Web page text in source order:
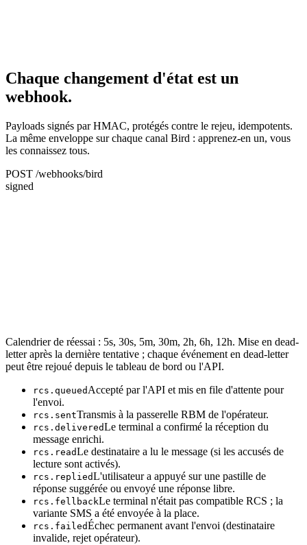
Chaque changement d'état est un
webhook.
Payloads signés par HMAC, protégés contre le rejeu, idempotents.
La même enveloppe sur chaque canal Bird : apprenez-en un, vous
les connaissez tous.
POST /webhooks/bird
signed
Calendrier de réessai : 5s, 30s, 5m, 30m, 2h, 6h, 12h. Mise en dead-
letter après la dernière tentative ; chaque événement en dead-letter
peut être rejoué depuis le tableau de bord ou l'API.
rcs.queued Accepté par l'API et mis en file d'attente pour
l'envoi.
rcs.sentTransmis à la passerelle RBM de l'opérateur.
rcs.deliveredLe terminal a confirmé la réception du
message enrichi.
rcs.readLe destinataire a lu le message (si les accusés de
lecture sont activés).
rcs.repliedL'utilisateur a appuyé sur une pastille de
réponse suggérée ou envoyé une réponse libre.
rcs.fellbackLe terminal n'était pas compatible RCS ; la
variante SMS a été envoyée à la place.
rcs.failedÉchec permanent avant l'envoi (destinataire
invalide, rejet opérateur).